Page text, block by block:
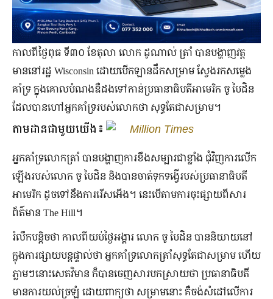
កាលពីថ្ងៃពុធ ទី៣០ ខែតុលា លោក ដូណាល់ ត្រាំ បានបង្ហាញវត្ត
មាននៅរដ្ឋ Wisconsin ដោយបើកឡានដឹកសម្រាម ស្វែងរកសម្លេង
គាំទ្រ ក្នុងគោលបំណងឌឺដងទៅកាន់ប្រធានាធិបតីអាមេរិក ចូ បៃដិន
ដែលបានហៅអ្នកគាំទ្ររបស់លោកថា សុទ្ធតែជាសម្រាម។
តាមដានជាមួយយើង៖ Million Times
អ្នកគាំទ្រលោកត្រាំ បានបង្ហាញការខឹងសម្បារជាខ្លាំង ជុំវិញការលើក
ឡើងរបស់លោក ចូ បៃដិន និងបានចាត់ទុកទង្វើរបស់ប្រធានាធិបតី
អាមេរិក ដូចទៅនឹងការរើសអើង។ នេះបើតាមការចុះផ្សាយពីសារ
ព័ត៌មាន The Hill។
រំលឹកបន្តិចថា កាលពីយប់ថ្ងៃអង្គារ លោក ចូ បៃដិន បាននិយាយនៅ
ក្នុងការផ្សាយបន្តផ្ទាល់ថា អ្នកគាំទ្រលោកត្រាំសុទ្ធតែជាសម្រាម ហើយ
ភ្លាមៗនោះសេតវិមាន ក៏បានចេញសារបកស្រាយថា ប្រធានាធិបតី
មានការយល់ច្រឡំ ដោយពាក្យថា សម្រាមនោះ គឺចង់សំដៅលើការ